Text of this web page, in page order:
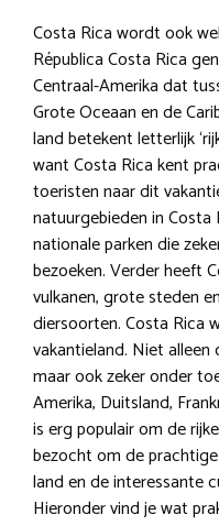
Costa Rica wordt ook
Républica Costa Rica
Centraal-Amerika dat
Grote Oceaan en de
land betekent letterlijk
want Costa Rica kent
toeristen naar dit
natuurgebieden in
nationale parken die
bezoeken. Verder heeft
vulkanen, grote steden
diersoorten. Costa Rica
vakantieland. Niet
maar ook zeker onder
Amerika, Duitsland,
is erg populair om de
bezocht om de
land en de interessante
Hieronder vind je wat